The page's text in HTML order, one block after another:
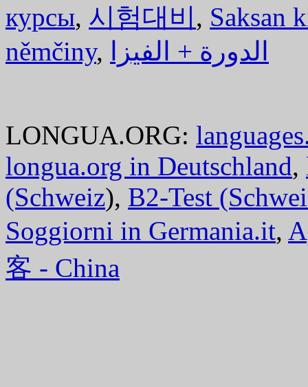
курсы, 시험대비, Saksan
němčiny, الدورة + الفيزا
LONGUA.ORG:
longua.org in Deutschland,
(Schweiz), B2-Test
Soggiorni in Germania.it,
客 - China